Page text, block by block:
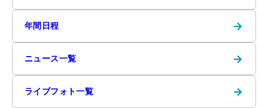
年間日程 →
ニュース一覧 →
ライブフォト一覧 →